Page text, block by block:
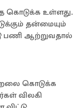
கொடுக்க உள்ளது.
தன்மையும்
பணி ஆற்றுவதால்
கொடுக்க
விலகி